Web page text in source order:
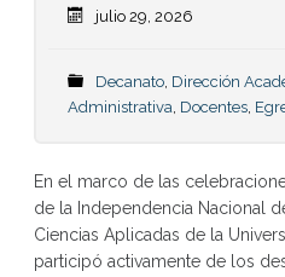
julio 29, 2026
Decanato, Dirección
Administrativa, Docentes,
En el marco de las
de la Independencia Nacional
Ciencias Aplicadas de la
participó activamente de los